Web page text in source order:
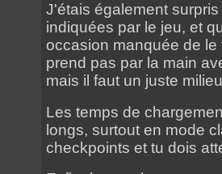
J'étais également
indiquées par le jeu, et
occasion manquée de
prend pas par la main
mais il faut un juste
Les temps de
longs, surtout en mode
checkpoints et tu dois